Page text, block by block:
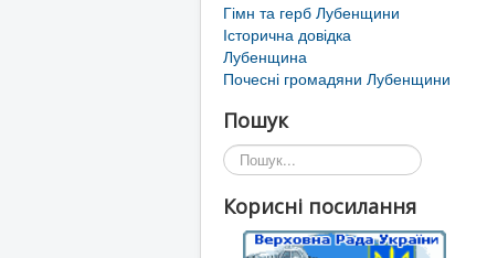
Гімн та герб Лубенщини
Історична довідка
Лубенщина
Почесні громадяни Лубенщини
Пошук
Пошук...
Корисні посилання